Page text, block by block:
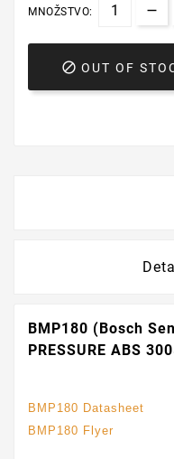
MNOŽSTVO:
 OUT OF
BMP180 (Bosch
PRESSURE ABS
BMP180 Datasheet
BMP180 Flyer